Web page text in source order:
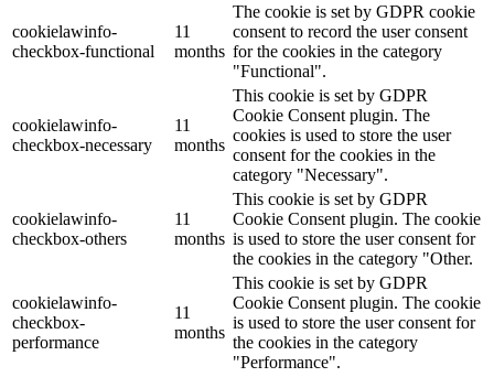
cookielawinfo-
checkbox-functional
11
months
The cookie is set by GDPR cookie
consent to record the user consent
for the cookies in the category
"Functional".
cookielawinfo-
checkbox-necessary
11
months
This cookie is set by GDPR
Cookie Consent plugin. The
cookies is used to store the user
consent for the cookies in the
category "Necessary".
cookielawinfo-
checkbox-others
11
months
This cookie is set by GDPR
Cookie Consent plugin. The cookie
is used to store the user consent for
the cookies in the category "Other.
cookielawinfo-
checkbox-
performance
11
months
This cookie is set by GDPR
Cookie Consent plugin. The cookie
is used to store the user consent for
the cookies in the category
"Performance".